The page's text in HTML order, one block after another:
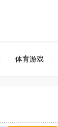
体育游戏